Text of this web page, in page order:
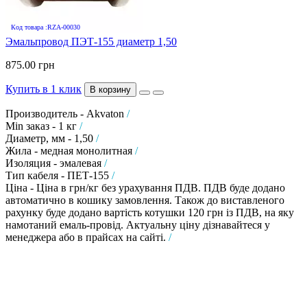
Код товара :RZA-00030
Эмальпровод ПЭТ-155 диаметр 1,50
875.00 грн
Купить в 1 клик В корзину
Производитель - Akvaton /
Min заказ - 1 кг /
Диаметр, мм - 1,50 /
Жила - медная монолитная /
Изоляция - эмалевая /
Тип кабеля - ПЕТ-155 /
Ціна - Ціна в грн/кг без урахування ПДВ. ПДВ буде додано
автоматично в кошику замовлення. Також до виставленого
рахунку буде додано вартість котушки 120 грн із ПДВ, на яку
намотаний емаль-провід. Актуальну ціну дізнавайтеся у
менеджера або в прайсах на сайті. /